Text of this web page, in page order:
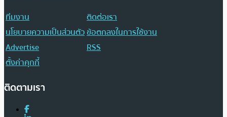
ทีมงาน
ติดต่อเรา
นโยบายความเป็นส่วนตัวข้อตกลงในการใช้งาน
Advertise
RSS
ตั้งค่าคุกกี้
ติดตามเรา